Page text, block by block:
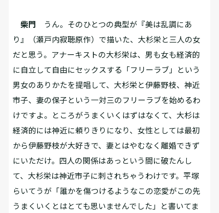
柴門
うん。そのひとつの典型が『美は乱調にあ
り』（瀬戸内寂聴原作）で描いた、大杉栄と三人の女
だと思う。アナーキストの大杉栄は、男も女も経済的
に自立して自由にセックスする「フリーラブ」という
男女のありかたを提唱して、大杉栄と伊藤野枝、神近
市子、妻の保子という一対三のフリーラブを始めるわ
けですよ。ところがうまくいくはずはなくて、大杉は
経済的には神近に頼りきりになり、女性としては最初
から伊藤野枝が大好きで、妻とはやむなく離婚できず
にいただけ。四人の関係はあっという間に破たんし
て、大杉栄は神近市子に刺されちゃうわけです。平塚
らいてうが「誰かを傷つけるようなこの恋愛がこの先
うまくいくとはとても思いませんでした」と書いてま